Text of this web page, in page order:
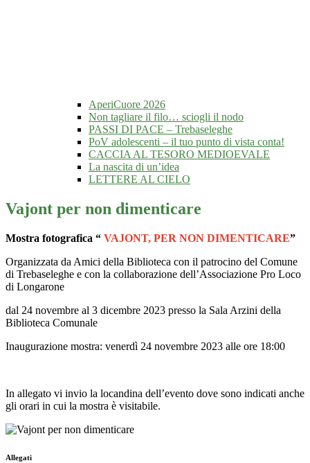
AperiCuore 2026
Non tagliare il filo… sciogli il nodo
PASSI DI PACE – Trebaseleghe
PoV adolescenti – il tuo punto di vista conta!
CACCIA AL TESORO MEDIOEVALE
La nascita di un’idea
LETTERE AL CIELO
Vajont per non dimenticare
Mostra fotografica “ VAJONT, PER NON DIMENTICARE”
Organizzata da Amici della Biblioteca con il patrocino del Comune
di Trebaseleghe e con la collaborazione dell’Associazione Pro Loco
di Longarone
dal 24 novembre al 3 dicembre 2023 presso la Sala Arzini della
Biblioteca Comunale
Inaugurazione mostra: venerdì 24 novembre 2023 alle ore 18:00
In allegato vi invio la locandina dell’evento dove sono indicati anche
gli orari in cui la mostra è visitabile.
Allegati